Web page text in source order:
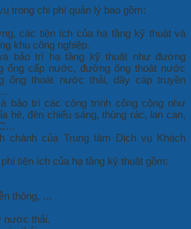
trong chi phí quản lý bao gồm:
các tiện ích của hạ tầng kỹ thuật và
khu công nghiệp.
bảo trì hạ tầng kỹ thuật như đường
ống cấp nước, đường ống thoát nước
ống thoát nước thải, dây cáp truyền
bảo trì các công trình công cộng như
hè, đèn chiếu sáng, thùng rác, lan can,
chánh của Trung tâm Dịch vụ Khách
tiện ích của hạ tầng kỹ thuật gồm:
thông, …
nước thải.